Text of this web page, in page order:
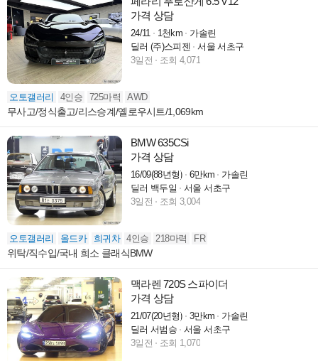
가격 상담
24/11 1천km
가솔린
딜러 (주)스피젠
서울 서초구
3일전
조회 4,071
오토갤러리 4인승 725마력 AWD
무사고/정식출고/리스승계/옐로우시트/1,069km
BMW 635CSi
가격 상담
16/09(88년형) 6만km
가솔린
딜러 백두일
서울 서초구
3일전
조회 3,004
오토갤러리 올드카 희귀차 4인승 218마력 FR
위탁/직수입/국내 희소 클래식BMW
맥라렌 720S 스파이더
가격 상담
21/07(20년형) 3만km
가솔린
딜러 서범승
서울 서초구
3일전
조회 1,070